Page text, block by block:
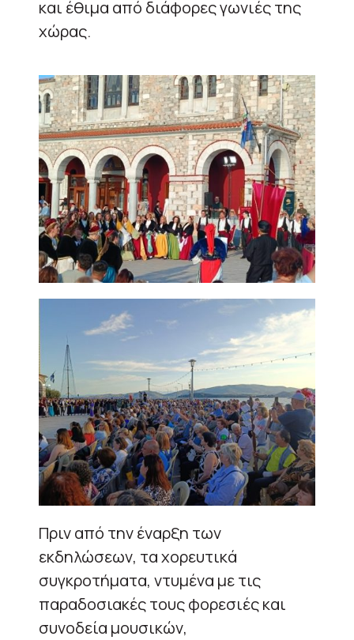
και έθιμα από διάφορες γωνιές της
χώρας.
Πριν από την έναρξη των
εκδηλώσεων, τα χορευτικά
συγκροτήματα, ντυμένα με τις
παραδοσιακές τους φορεσιές και
συνοδεία μουσικών,